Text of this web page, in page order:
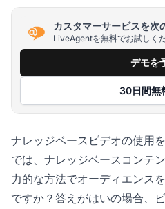
カスタマーサービスを次
LiveAgentを無料でお試しくだ
デモを
30日間無
ナレッジベースビデオの使用
では、ナレッジベースコンテ
力的な方法でオーディエンス
ですか？答えがはいの場合、